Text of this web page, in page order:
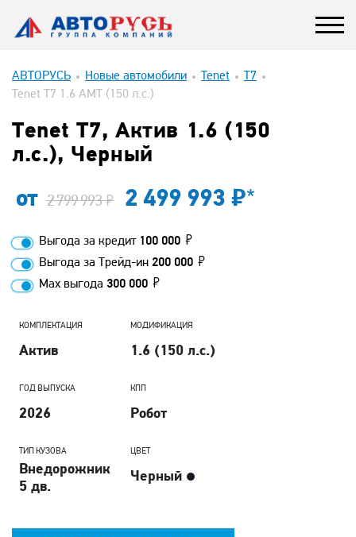
АВТОРУСЬ Новые автомобили Tenet
T7
Tenet T7 1.6 AMT (150 л.с.)
Tenet T7, Актив 1.6 (150
л.с.), Черный
от 2 799 993 2 499 993 *
Выгода за кредит 100 000
Выгода за Трейд-ин 200 000
Max выгода 300 000
КОМПЛЕКТАЦИЯ
Актив
МОДИФИКАЦИЯ
1.6 (150 л.с.)
ГОД ВЫПУСКА
2026
КПП
Робот
ТИП КУЗОВА
Внедорожник
5 дв.
ЦВЕТ
Черный